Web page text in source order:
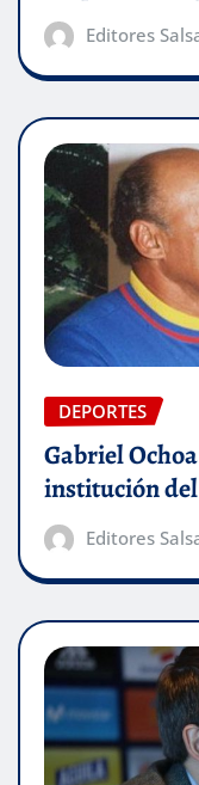
Editores
DEPORTES
Gabriel
institución
Editores